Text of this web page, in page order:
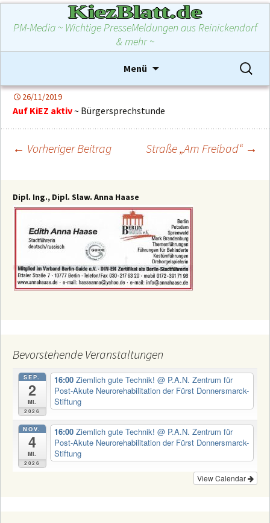
KiezBlatt.de
PM-Media ~ Wichtige PresseMeldungen aus Reinickendorf
& mehr ~
Menü
springen
Suchen
nach:
26/11/2019
Auf KiEZ aktiv~ Bürgersprechstunde
← Vorheriger Beitrag Straße „Am Freibad“ →
Dipl. Ing., Dipl. Slaw. Anna Haase
Bevorstehende Veranstaltungen
SEP.
2
Mi.
2026
16:00 Ziemlich gute Technik! @ P.A.N. Zentrum für
Post-Akute Neurorehabilitation der Fürst Donnersmarck-
Stiftung
NOV.
4
Mi.
2026
16:00 Ziemlich gute Technik! @ P.A.N. Zentrum für
Post-Akute Neurorehabilitation der Fürst Donnersmarck-
Stiftung
View Calendar